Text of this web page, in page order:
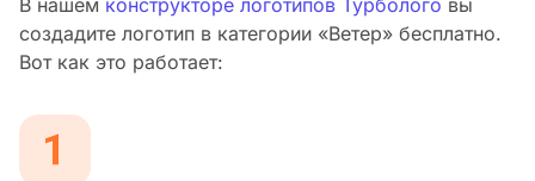
создадите логотип в категории «Ветер» бесплатно.
Вот как это работает: